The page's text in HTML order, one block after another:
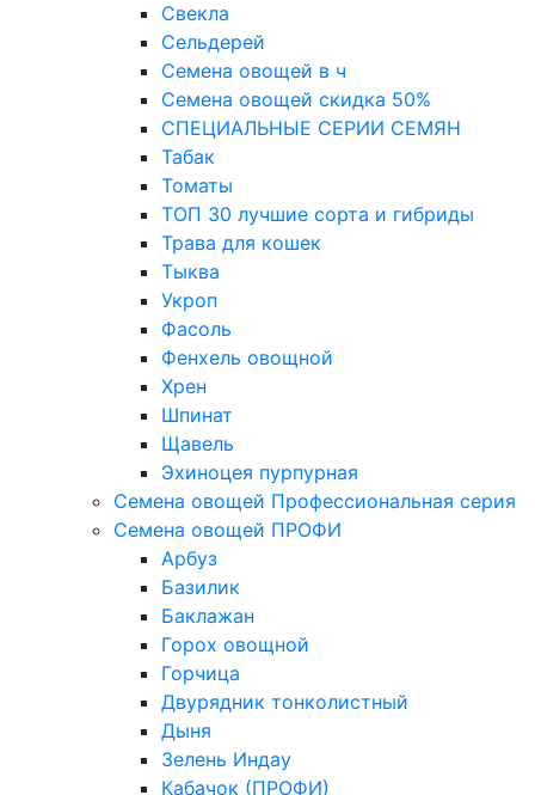
Свекла
Сельдерей
Семена овощей в ч
Семена овощей скидка 50%
СПЕЦИАЛЬНЫЕ СЕРИИ СЕМЯН
Табак
Томаты
ТОП 30 лучшие сорта и гибриды
Трава для кошек
Тыква
Укроп
Фасоль
Фенхель овощной
Хрен
Шпинат
Щавель
Эхиноцея пурпурная
Семена овощей Профессиональная серия
Семена овощей ПРОФИ
Арбуз
Базилик
Баклажан
Горох овощной
Горчица
Двурядник тонколистный
Дыня
Зелень Индау
Кабачок (ПРОФИ)